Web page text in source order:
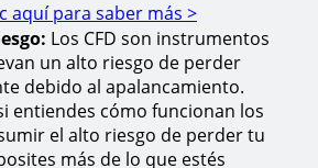
aquí para saber más >
Los CFD son instrumentos
un alto riesgo de perder
debido al apalancamiento.
entiendes cómo funcionan los
el alto riesgo de perder tu
más de lo que estés